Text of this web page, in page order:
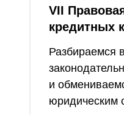
VII
кредитных
Разбираемся
и
юридическим